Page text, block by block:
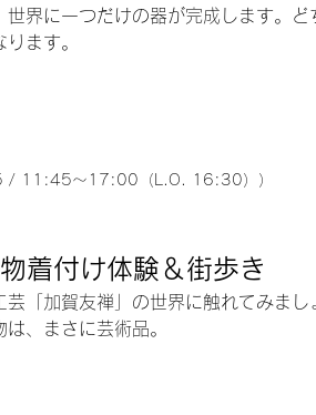
界に一つだけの器が完成します。ど
ます。
/ 11:45～17:00（L.O. 16:30））
着付け体験＆街歩き
「加賀友禅」の世界に触れてみまし
、まさに芸術品。